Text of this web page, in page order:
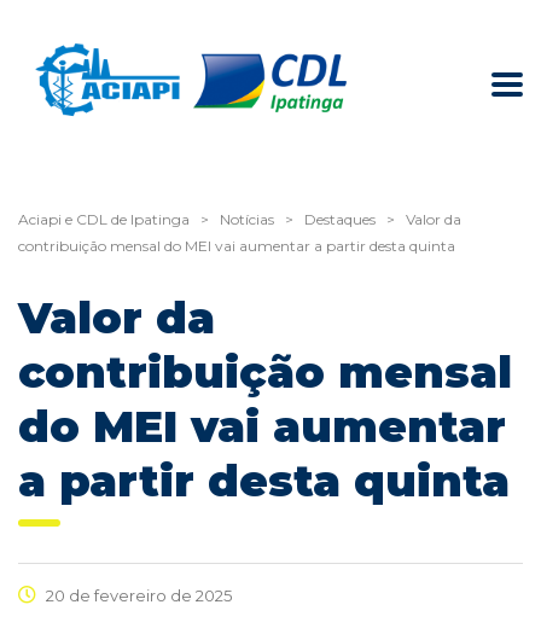
Aciapi e CDL de Ipatinga > Notícias > Destaques >
Valor da
contribuição mensal do MEI vai aumentar a partir desta quinta
Valor da
contribuição mensal
do MEI vai aumentar
a partir desta quinta
20 de fevereiro de 2025